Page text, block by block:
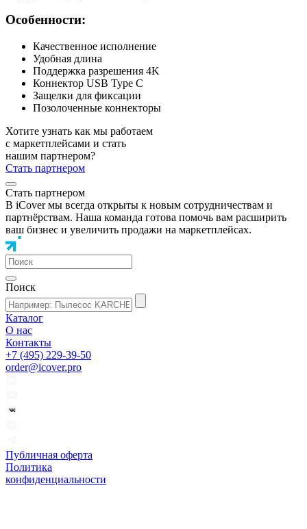
Особенности:
Качественное исполнение
Удобная длина
Поддержка разрешения 4K
Коннектор USB Type C
Защелки для фиксации
Позолоченные коннекторы
Хотите узнать как мы работаем
с маркетплейсами и стать
нашим партнером?
Стать партнером
Стать партнером
В iCover мы всегда открыты к новым сотрудничествам и
партнёрствам. Наша команда готова помочь вам расширить
ваш бизнес и увеличить продажи на маркетплейсах.
Поиск
Каталог
О нас
Контакты
+7 (495) 229-39-50
order@icover.pro
Публичная оферта
Политика
конфиденциальности